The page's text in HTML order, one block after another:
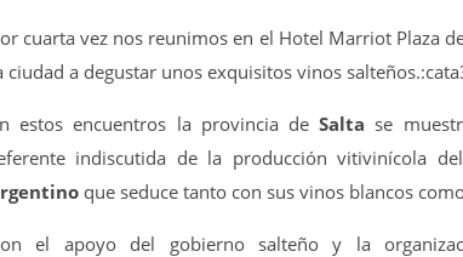
cuarta vez nos reunimos en el Hotel Marriot Plaza
ciudad a degustar unos exquisitos vinos
estos encuentros la provincia deSalta se
indiscutida de la producción vitivinícola del
que seduce tanto con sus vinos blancos
el apoyo del gobierno salteño y la